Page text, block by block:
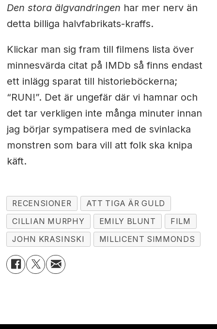
Den stora älgvandringen har mer nerv än
detta billiga halvfabrikats-kraffs.
Klickar man sig fram till filmens lista över
minnesvärda citat på IMDb så finns endast
ett inlägg sparat till historieböckerna;
“RUN!”. Det är ungefär där vi hamnar och
det tar verkligen inte många minuter innan
jag börjar sympatisera med de svinlacka
monstren som bara vill att folk ska knipa
käft.
RECENSIONER
ATT TIGA ÄR GULD
CILLIAN MURPHY
EMILY BLUNT
FILM
JOHN KRASINSKI
MILLICENT SIMMONDS